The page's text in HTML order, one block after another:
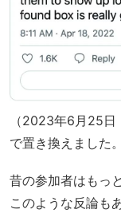
（2023年6月25
で置き換えました。
昔の参加者はもっ
このような反論も